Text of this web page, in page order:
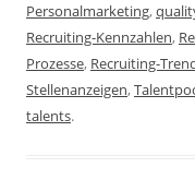
Personalmarketing,
Recruiting-Kennzahlen,
Prozesse, Recruiting-
Stellenanzeigen,
talents.